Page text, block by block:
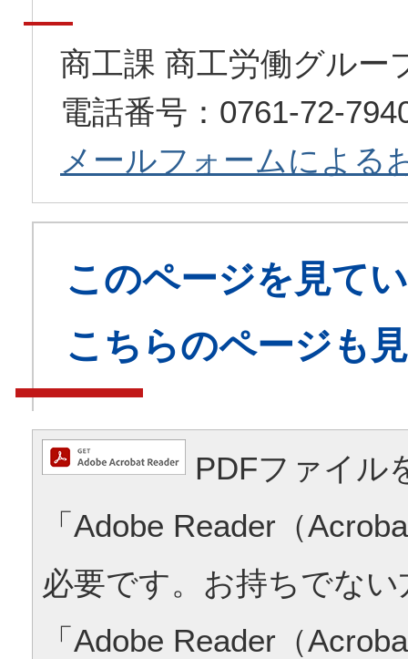
商工課 商工労働グルー
電話番号：0761-72-
メールフォームによる
このページを見て
こちらのページも
PDFファイル
「Adobe Reader（
必要です。お持ちでな
「Adobe Reader（